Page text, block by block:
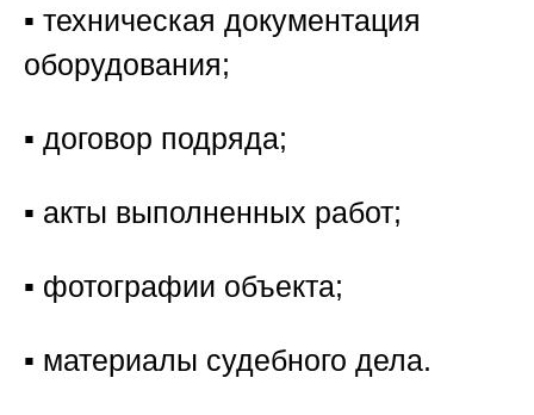
▪️ техническая документация
оборудования;
▪️ договор подряда;
▪️ акты выполненных работ;
▪️ фотографии объекта;
▪️ материалы судебного дела.